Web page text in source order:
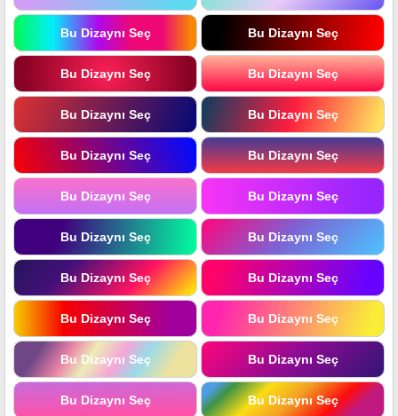
Bu Dizaynı Seç Bu Dizaynı Seç
Bu Dizaynı Seç Bu Dizaynı Seç
Bu Dizaynı Seç Bu Dizaynı Seç
Bu Dizaynı Seç Bu Dizaynı Seç
Bu Dizaynı Seç Bu Dizaynı Seç
Bu Dizaynı Seç Bu Dizaynı Seç
Bu Dizaynı Seç Bu Dizaynı Seç
Bu Dizaynı Seç Bu Dizaynı Seç
Bu Dizaynı Seç Bu Dizaynı Seç
Bu Dizaynı Seç Bu Dizaynı Seç